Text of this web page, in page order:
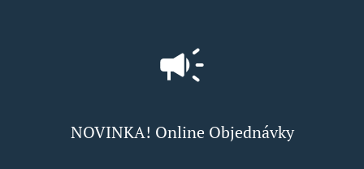
NOVINKA! Online Objednávky